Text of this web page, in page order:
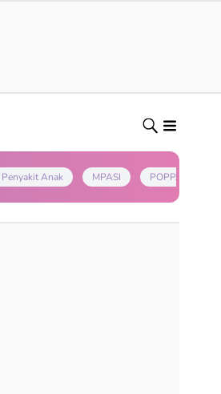
Penyakit Anak MPASI POPPAPA